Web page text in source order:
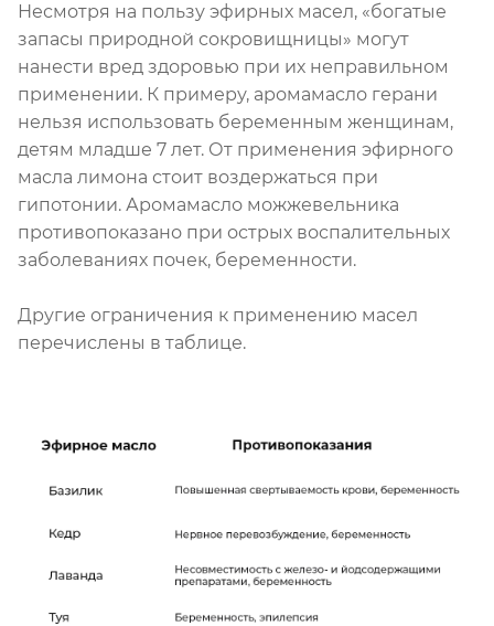
Несмотря на пользу эфирных масел, «богатые
запасы природной сокровищницы» могут
нанести вред здоровью при их неправильном
применении. К примеру, аромамасло герани
нельзя использовать беременным женщинам,
детям младше 7 лет. От применения эфирного
масла лимона стоит воздержаться при
гипотонии. Аромамасло можжевельника
противопоказано при острых воспалительных
заболеваниях почек, беременности.
Другие ограничения к применению масел
перечислены в таблице.